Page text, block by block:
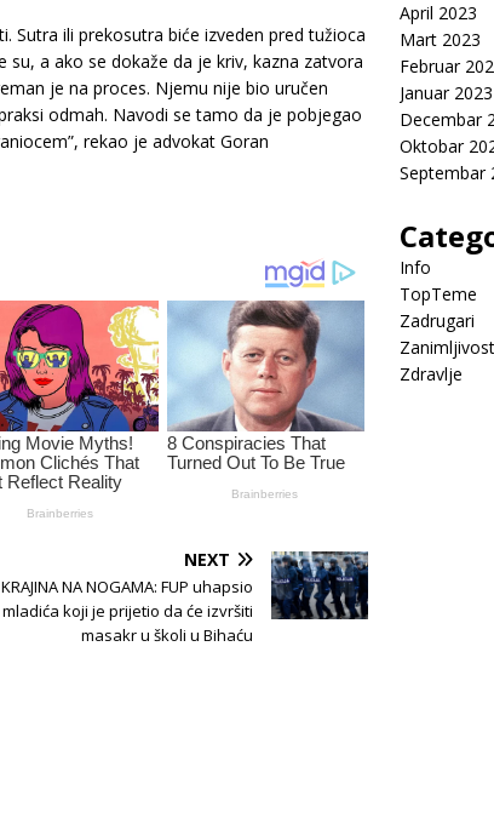
Sutra ili prekosutra biće izveden pred tužioca
su, a ako se dokaže da je kriv, kazna zatvora
je na proces. Njemu nije bio uručen
odmah. Navodi se tamo da je pobjegao
rekao je advokat Goran
NEXT
KRAJINA NA NOGAMA: FUP uhapsio
mladića koji je prijetio da će izvršiti
masakr u školi u Bihaću
April 2023
Mart 2023
Februar
Januar 2023
Decembar
Oktobar
Septembar
Info
TopTeme
Zadrugari
Zdravlje